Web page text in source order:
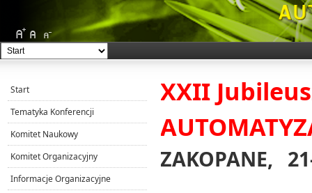
XXII
ZAKOPANE,
Start
Tematyka Konferencji
Komitet Naukowy
Komitet Organizacyjny
Informacje Organizacyjne